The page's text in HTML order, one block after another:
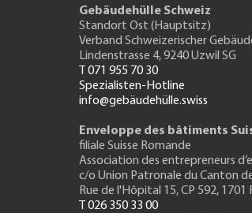
Gebäudehülle Schweiz
Standort Ost (Hauptsitz)
Verband Schweizerischer
Lindenstrasse 4, 9240 Uzwil SG
T 071 955 70 30
Spezialisten-Hotline
info@gebäudehülle.swiss
Enveloppe des bâtiments
filiale Suisse Romande
Association des entrepreneurs
c/o Union Patronale du Canton
Rue de l'Hôpital 15, CP 592, 1701
T 026 350 33 00